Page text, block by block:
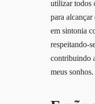
utilizar todos
para alcançar
em sintonia
respeitando-
contribuindo
meus sonhos.